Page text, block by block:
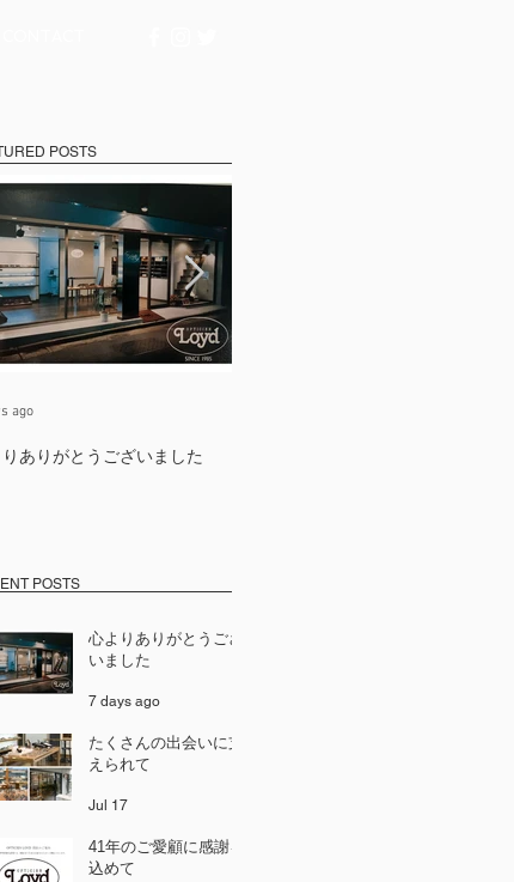
POSTS
ありがとうございました
ago
POSTS
心よりありがとうござ
いました
7 days ago
たくさんの出会いに支
えられて
Jul 17
41年のご愛顧に感謝を
込めて